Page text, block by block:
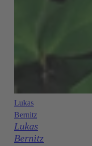
Lukas
Bernitz
Lukas
Bernitz